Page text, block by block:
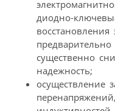
диодно-
восстановления
существенно
надежность;
осуществление